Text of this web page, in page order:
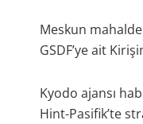
Meskun
GSDF’ye ait
Kyodo ajansı
Hint-Pasifik’te